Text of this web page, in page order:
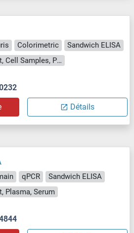
Colorimetric
Sandwich ELISA
Cell Culture Supernatant, Cell Samples, Plasma, Serum, Tissue Lysate
Détails
qPCR
Sandwich ELISA
Plasma, Serum